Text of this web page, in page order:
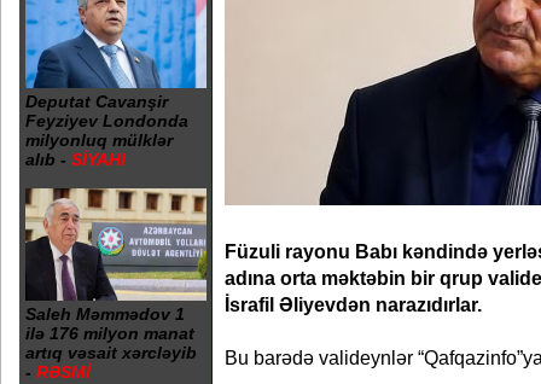
Deputat Cavanşir
Feyziyev Londonda
milyonluq mülklər
alıb - SİYAHI
Saleh Məmmədov 1
ilə 176 milyon manat
artıq vəsait xərcləyib
- RƏSMİ
Füzuli rayonu Babı kəndində
adına orta məktəbin bir qrup
İsrafil Əliyevdən narazıdırlar.
Bu barədə valideynlər